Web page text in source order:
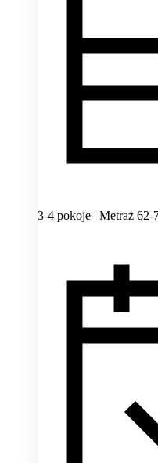
3-4 pokoje | Metraż 62-